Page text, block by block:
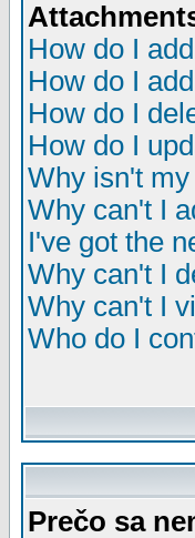
How do I
How do I
How do I
How do I
Why isn't
Why can't I
I've got the
Why can't I
Why can't I
Who do I
Prečo sa